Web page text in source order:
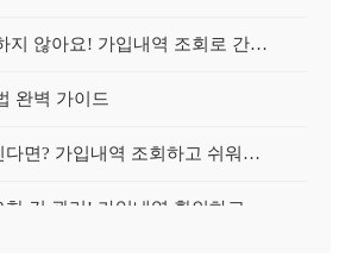
더 이상 복잡하지 않아요! 가입내역 조회로 간편하게 청구!
완벽 가이드
어렵게 느껴진다면? 가입내역 조회하고 쉬워지는 마법!